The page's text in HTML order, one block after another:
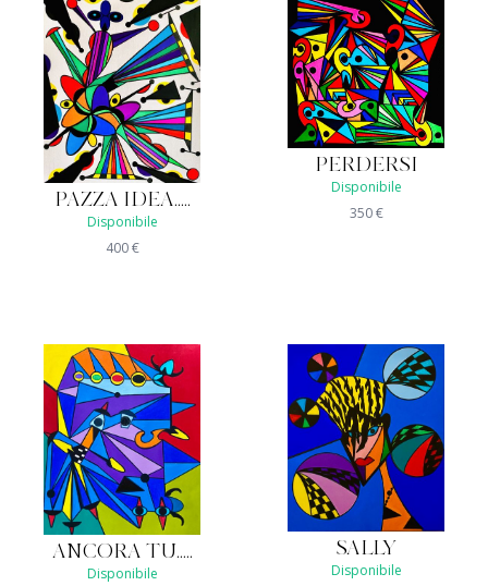
PAZZA IDEA.....
Disponibile
400€
PERDERSI
Disponibile
350€
ANCORA TU.....
Disponibile
SALLY
Disponibile